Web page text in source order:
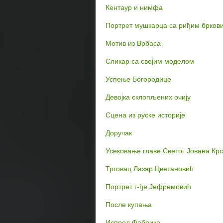
Кентаур и нимфа
Портрет мушкарца са риђим
Мотив из Врбаса
Сликар са својим моделом
Успење Богородице
Девојка склопљених очију
Сцена из руске историје
Доручак
Усековање главе Светог Јована
Трговац Лазар Цветановић
Портрет г-ђе Јефремовић
После купања